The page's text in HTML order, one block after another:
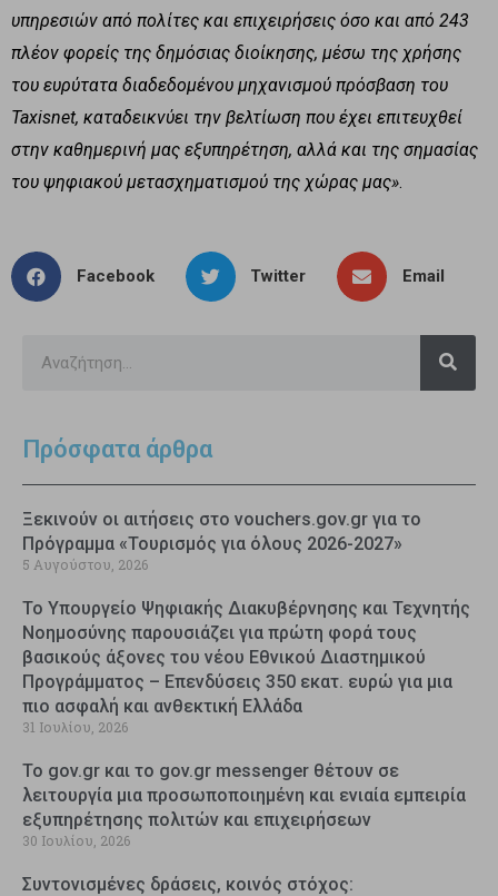
υπηρεσιών από πολίτες και επιχειρήσεις όσο και από 243
πλέον φορείς της δημόσιας διοίκησης, μέσω της χρήσης
του ευρύτατα διαδεδομένου μηχανισμού πρόσβαση του
Taxisnet, καταδεικνύει την βελτίωση που έχει επιτευχθεί
στην καθημερινή μας εξυπηρέτηση, αλλά και της σημασίας
του ψηφιακού μετασχηματισμού της χώρας μας».
Facebook Twitter Email
Πρόσφατα άρθρα
Ξεκινούν οι αιτήσεις στο vouchers.gov.gr για το
Πρόγραμμα «Τουρισμός για όλους 2026-2027»
5 Αυγούστου, 2026
Το Υπουργείο Ψηφιακής Διακυβέρνησης και Τεχνητής
Νοημοσύνης παρουσιάζει για πρώτη φορά τους
βασικούς άξονες του νέου Εθνικού Διαστημικού
Προγράμματος – Επενδύσεις 350 εκατ. ευρώ για μια
πιο ασφαλή και ανθεκτική Ελλάδα
31 Ιουλίου, 2026
Το gov.gr και το gov.gr messenger θέτουν σε
λειτουργία μια προσωποποιημένη και ενιαία εμπειρία
εξυπηρέτησης πολιτών και επιχειρήσεων
30 Ιουλίου, 2026
Συντονισμένες δράσεις, κοινός στόχος: